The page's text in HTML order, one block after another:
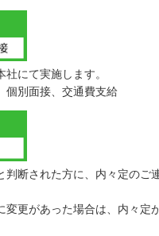
にて実施します。
別面接、交通費支給
判断された方に、内々定のご
変更があった場合は、内々定